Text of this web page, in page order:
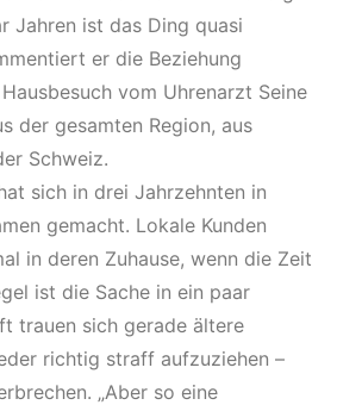
Jahren ist das Ding quasi
er die Beziehung
vom Uhrenarzt Seine
der gesamten Region, aus
Schweiz.
sich in drei Jahrzehnten in
gemacht. Lokale Kunden
in deren Zuhause, wenn die Zeit
ist die Sache in ein paar
trauen sich gerade ältere
richtig straff aufzuziehen –
„Aber so eine